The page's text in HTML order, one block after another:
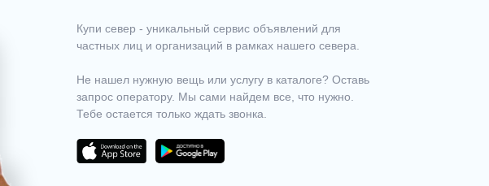
Купи север - уникальный сервис объявлений для
частных лиц и организаций в рамках нашего севера.
Не нашел нужную вещь или услугу в каталоге? Оставь
запрос оператору. Мы сами найдем все, что нужно.
Тебе остается только ждать звонка.